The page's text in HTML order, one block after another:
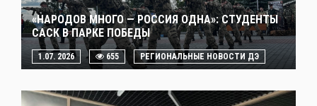
«НАРОДОВ МНОГО — РОССИЯ ОДНА»: СТУДЕНТЫ
САСК В ПАРКЕ ПОБЕДЫ
1.07. 2026 655 РЕГИОНАЛЬНЫЕ НОВОСТИ ДЭ